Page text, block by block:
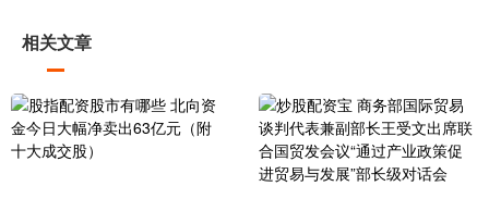
相关文章